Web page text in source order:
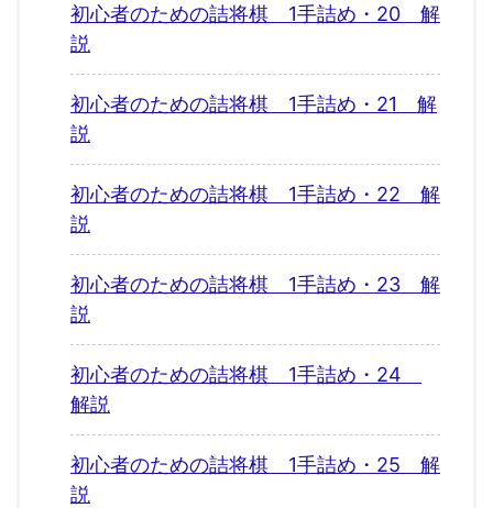
初心者のための詰将棋 1手詰め・20 解
説
初心者のための詰将棋 1手詰め・21 解
説
初心者のための詰将棋 1手詰め・22 解
説
初心者のための詰将棋 1手詰め・23 解
説
初心者のための詰将棋 1手詰め・24
解説
初心者のための詰将棋 1手詰め・25 解
説